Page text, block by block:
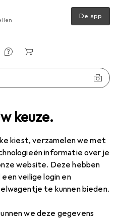
keuze.
kiest, verzamelen we met
informatie over je
website. Deze hebben
veilige login en
te kunnen bieden.
we deze gegevens
De app
Bank